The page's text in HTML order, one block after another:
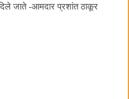
जाते -आमदार प्रशांत ठाकूर